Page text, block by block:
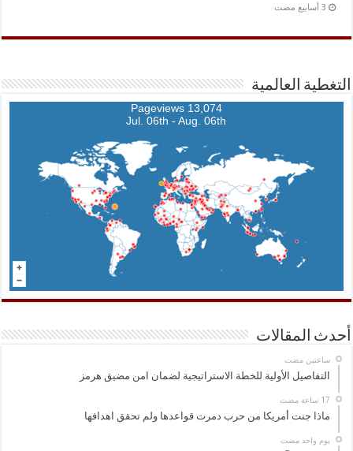
التغطية العالمية
13,074 Pageviews
Jul. 06th - Aug. 06th
أحدث المقالات
‏ساعتين مضت
التفاصيل الأولية للخطة الاستراتيجية لضمان امن مضيق هرمز
ماذا جنت أمريكا من حرب دمرت قواعدها ولم تحقق اهدافها
‏يوم واحد مضت